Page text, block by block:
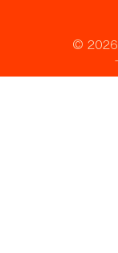
© 2026